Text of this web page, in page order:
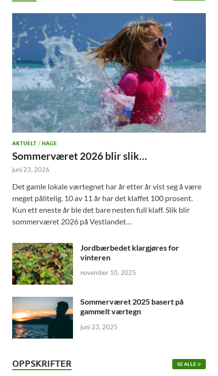
AKTUELT / HAGE
Sommerværet 2026 blir slik…
juni 23, 2026
Det gamle lokale værtegnet har år etter år vist seg å være
meget pålitelig. 10 av 11 år har det klaffet 100 prosent.
Kun ett eneste år ble det bare nesten full klaff. Slik blir
sommerværet 2026 på Vestlandet…
Jordbærbedet klargjøres for
vinteren
november 10, 2025
Sommerværet 2025 basert på
gammelt værtegn
juni 23, 2025
OPPSKRIFTER SE ALLE